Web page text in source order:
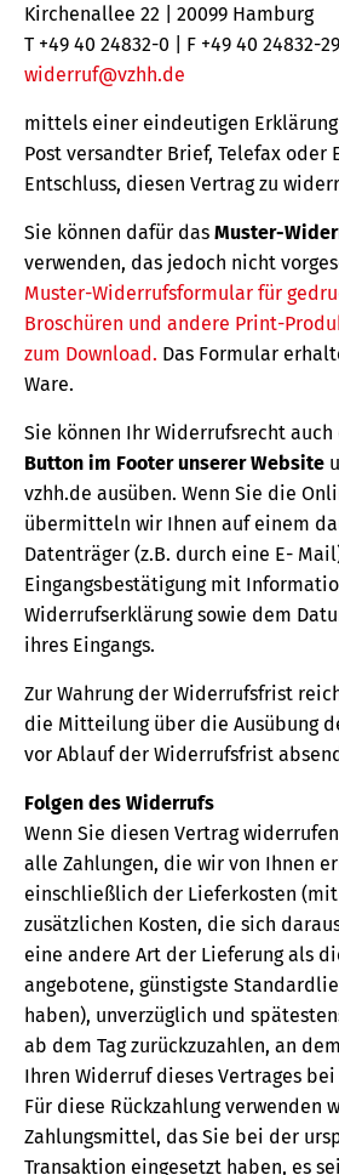
Kirchenallee 22 | 20099 Hamburg
T +49 40 24832-0 | F +49 40 24832-
widerruf@vzhh.de
mittels einer eindeutigen
Post versandter Brief, Telefax oder
Entschluss, diesen Vertrag zu
Sie können dafür das Muster-
verwenden, das jedoch nicht
Muster-Widerrufsformular für
Broschüren und andere Print-
zum Download. Das Formular
Ware.
Sie können Ihr Widerrufsrecht
Button im Footer unserer Website
vzhh.de ausüben. Wenn Sie die
übermitteln wir Ihnen auf einem
Datenträger (z.B. durch eine E-
Eingangsbestätigung mit
Widerrufserklärung sowie dem
ihres Eingangs.
Zur Wahrung der Widerrufsfrist
die Mitteilung über die Ausübung
vor Ablauf der Widerrufsfrist
Folgen des Widerrufs
Wenn Sie diesen Vertrag
alle Zahlungen, die wir von Ihnen
einschließlich der Lieferkosten
zusätzlichen Kosten, die sich
eine andere Art der Lieferung als
angebotene, günstigste
haben), unverzüglich und
ab dem Tag zurückzuzahlen, an
Ihren Widerruf dieses Vertrages
Für diese Rückzahlung verwenden
Zahlungsmittel, das Sie bei der
Transaktion eingesetzt haben, es